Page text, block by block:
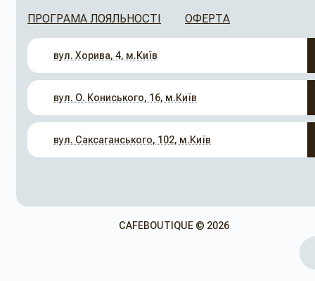
ПРОГРАМА ЛОЯЛЬНОСТІ
ОФЕРТА
вул. Хорива, 4, м.Київ
вул. О. Кониського, 16, м.Київ
вул. Саксаганського, 102, м.Київ
CAFEBOUTIQUE © 2026